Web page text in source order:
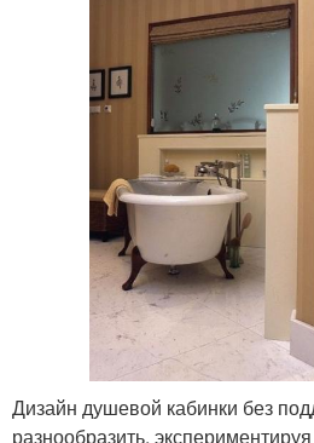
Дизайн душевой кабинки без
разнообразить,